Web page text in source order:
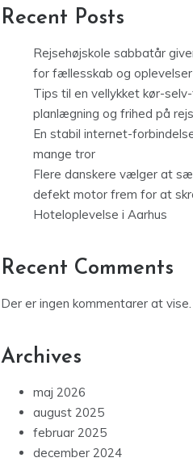
Recent Posts
Rejsehøjskole sabbatår
for fællesskab og
Tips til en vellykket kør-
planlægning og frihed på
En stabil internet-
mange tror
Flere danskere vælger at
defekt motor frem for at
Hoteloplevelse i Aarhus
Recent Comments
Der er ingen kommentarer at vise.
Archives
maj 2026
august 2025
februar 2025
december 2024